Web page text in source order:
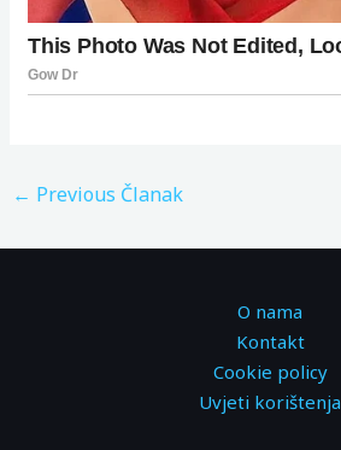
← Previous Članak
O nama
Kontakt
Cookie policy
Uvjeti korištenja